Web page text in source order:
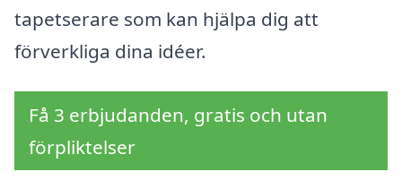
tapetserare som kan hjälpa dig att
förverkliga dina idéer.
Få 3 erbjudanden, gratis och utan
förpliktelser